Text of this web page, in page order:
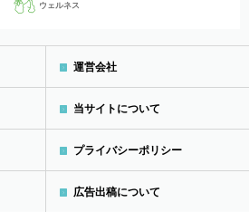
ウェルネス
運営会社
当サイトについて
プライバシーポリシー
広告出稿について